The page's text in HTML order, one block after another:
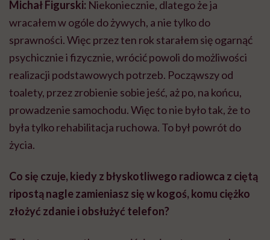
Co się czuje, kiedy z błyskotliwego radiowca z ciętą
ripostą nagle zamieniasz się w kogoś, komu ciężko
złożyć zdanie i obsłużyć telefon?
To jest na początku oczywiście gigantyczny szok,
ponieważ po wylewie stan umysłu wygląda trochę tak
jak po eksplozji bomby pod czaszką. Przez cały ten rok
chciałem wyciszyć ten hałas, który panował w głowie
człowiek dopiero zaczyna sprzątać powstałe
gruzowisko, a na końcu myśli o jakimkolwiek
meblowaniu.